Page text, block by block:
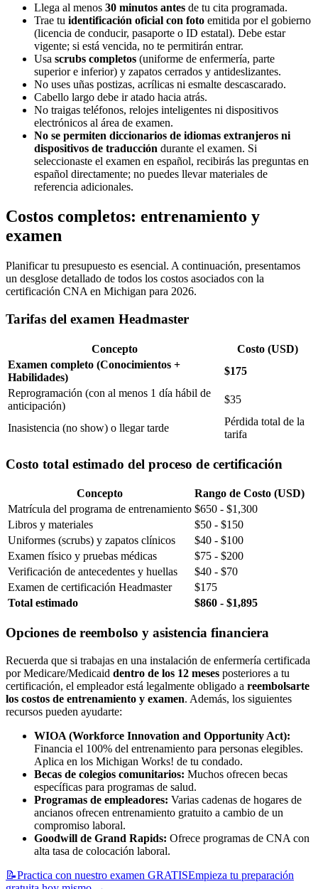
Llega al menos 30 minutos antes de tu cita programada.
Trae tu identificación oficial con foto emitida por el gobierno
(licencia de conducir, pasaporte o ID estatal). Debe estar
vigente; si está vencida, no te permitirán entrar.
Usa scrubs completos (uniforme de enfermería, parte
superior e inferior) y zapatos cerrados y antideslizantes.
No uses uñas postizas, acrílicas ni esmalte descascarado.
Cabello largo debe ir atado hacia atrás.
No traigas teléfonos, relojes inteligentes ni dispositivos
electrónicos al área de examen.
No se permiten diccionarios de idiomas extranjeros ni
dispositivos de traducción durante el examen. Si
seleccionaste el examen en español, recibirás las preguntas en
español directamente; no puedes llevar materiales de
referencia adicionales.
Costos completos: entrenamiento y
examen
Planificar tu presupuesto es esencial. A continuación, presentamos
un desglose detallado de todos los costos asociados con la
certificación CNA en Michigan para 2026.
Tarifas del examen Headmaster
Concepto
Costo (USD)
Examen completo (Conocimientos +
Habilidades)
$175
Reprogramación (con al menos 1 día hábil de
anticipación)
$35
Inasistencia (no show) o llegar tarde
Pérdida total de la
tarifa
Costo total estimado del proceso de certificación
Concepto
Rango de Costo (USD)
Matrícula del programa de entrenamiento $650 - $1,300
Libros y materiales
$50 - $150
Uniformes (scrubs) y zapatos clínicos
$40 - $100
Examen físico y pruebas médicas
$75 - $200
Verificación de antecedentes y huellas
$40 - $70
Examen de certificación Headmaster
$175
Total estimado
$860 - $1,895
Opciones de reembolso y asistencia financiera
Recuerda que si trabajas en una instalación de enfermería certificada
por Medicare/Medicaid dentro de los 12 meses posteriores a tu
certificación, el empleador está legalmente obligado a reembolsarte
los costos de entrenamiento y examen. Además, los siguientes
recursos pueden ayudarte:
WIOA (Workforce Innovation and Opportunity Act):
Financia el 100% del entrenamiento para personas elegibles.
Aplica en los Michigan Works! de tu condado.
Becas de colegios comunitarios: Muchos ofrecen becas
específicas para programas de salud.
Programas de empleadores: Varias cadenas de hogares de
ancianos ofrecen entrenamiento gratuito a cambio de un
compromiso laboral.
Goodwill de Grand Rapids: Ofrece programas de CNA con
alta tasa de colocación laboral.
📝Practica con nuestro examen GRATISEmpieza tu preparación